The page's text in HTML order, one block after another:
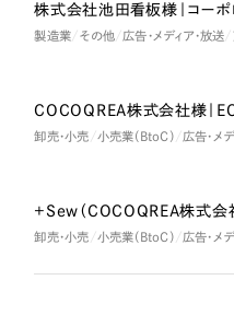
株式会社池田看板様｜コーポ
製造業 その他 広告・メディア・放送
COCOQREA株式会社様｜EC
卸売・小売 小売業（BtoC） 広告・メ
+Sew（COCOQREA株式会社
卸売・小売 小売業（BtoC） 広告・メ